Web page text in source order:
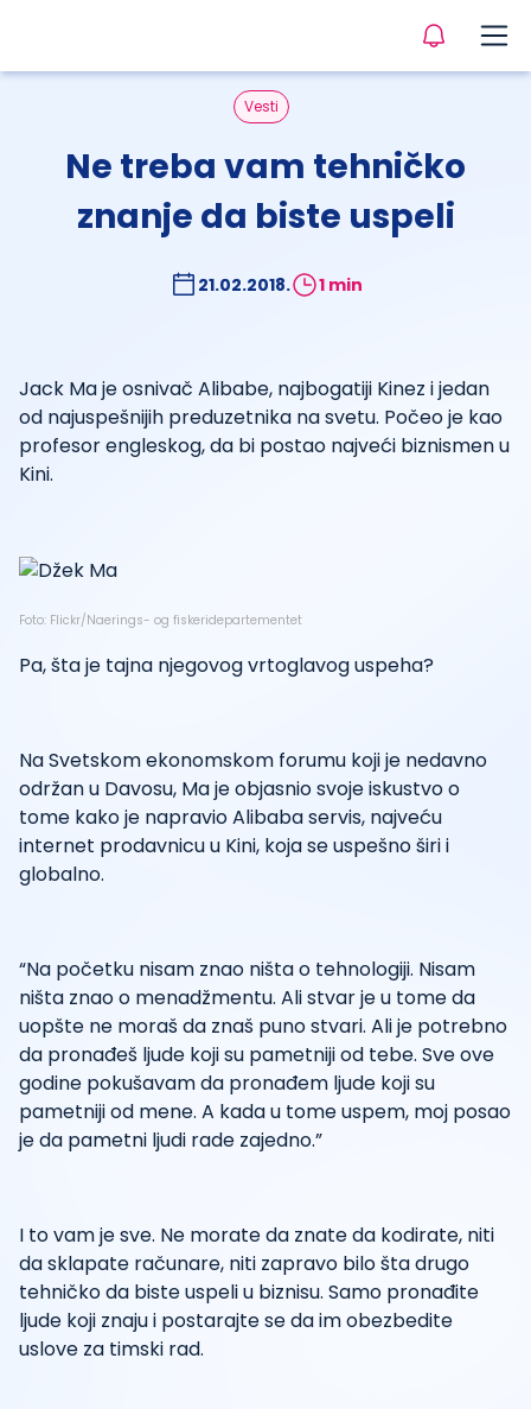
Vesti
Ne treba vam tehničko
znanje da biste uspeli
21.02.2018. 1 min
Jack Ma je osnivač Alibabe, najbogatiji Kinez i jedan
od najuspešnijih preduzetnika na svetu. Počeo je kao
profesor engleskog, da bi postao najveći biznismen u
Kini.
Foto: Flickr/Naerings- og fiskeridepartementet
Pa, šta je tajna njegovog vrtoglavog uspeha?
Na Svetskom ekonomskom forumu koji je nedavno
održan u Davosu, Ma je objasnio svoje iskustvo o
tome kako je napravio Alibaba servis, najveću
internet prodavnicu u Kini, koja se uspešno širi i
globalno.
“Na početku nisam znao ništa o tehnologiji. Nisam
ništa znao o menadžmentu. Ali stvar je u tome da
uopšte ne moraš da znaš puno stvari. Ali je potrebno
da pronađeš ljude koji su pametniji od tebe. Sve ove
godine pokušavam da pronađem ljude koji su
pametniji od mene. A kada u tome uspem, moj posao
je da pametni ljudi rade zajedno.”
I to vam je sve. Ne morate da znate da kodirate, niti
da sklapate računare, niti zapravo bilo šta drugo
tehničko da biste uspeli u biznisu. Samo pronađite
ljude koji znaju i postarajte se da im obezbedite
uslove za timski rad.